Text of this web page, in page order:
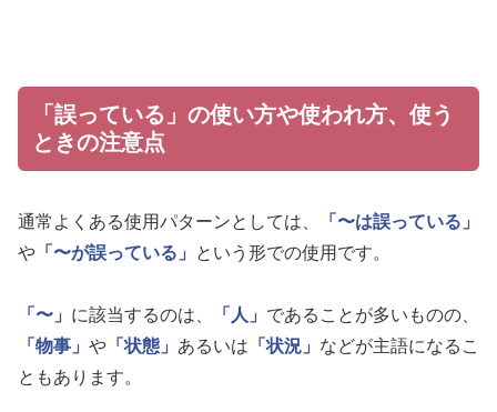
「誤っている」の使い方や使われ方、使う
ときの注意点
通常よくある使用パターンとしては、
「〜は誤っている」
や 「〜が誤っている」 という形での使用です。
「〜」 に該当するのは、 「人」 であることが多いものの、
「物事」 や 「状態」 あるいは 「状況」 などが主語になるこ
ともあります。